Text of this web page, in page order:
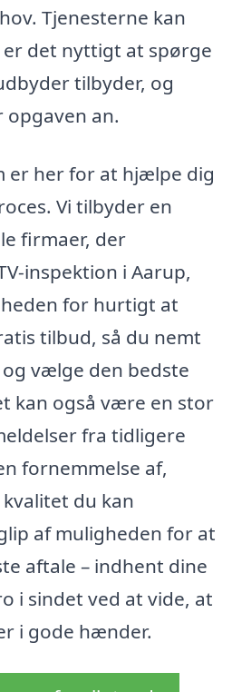
Tjenesterne kan
det nyttigt at spørge
tilbyder, og
an.
er her for at hjælpe dig
Vi tilbyder en
firmaer, der
inspektion i Aarup,
for hurtigt at
tilbud, så du nemt
vælge den bedste
kan også være en stor
fra tidligere
fornemmelse af,
du kan
af muligheden for at
aftale – indhent dine
i sindet ved at vide, at
i gode hænder.